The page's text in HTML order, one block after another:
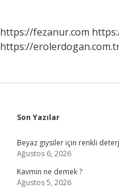
https://fezanur.com
https://
Sidebar
Son Yazılar
Beyaz giysiler için renkli
Ağustos 6, 2026
Kavmin ne demek ?
Ağustos 5, 2026